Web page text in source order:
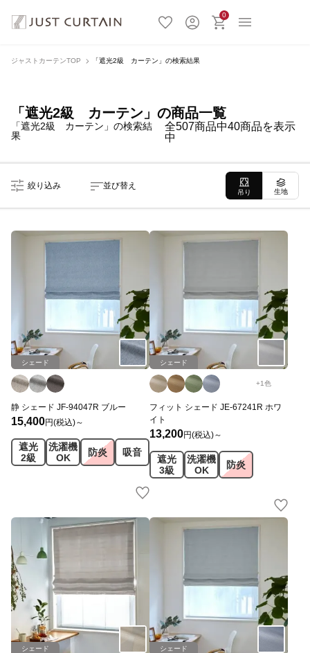
0
ジャストカーテンTOP 「遮光2級 カーテン」の検索結果
「遮光2級 カーテン」の商品一覧
「遮光2級 カーテン」の検索結
果
全507商品中40商品を表示
中
絞り込み 並び替え
吊り 生地
シェード
静 シェード JF-94047R ブルー
15,400円(税込)～
遮光
2級
洗濯機
OK
防炎 吸音
シェード
+1色
フィット シェード JE-67241R ホワ
イト
13,200円(税込)～
遮光
3級
洗濯機
OK
防炎
シェード シェード